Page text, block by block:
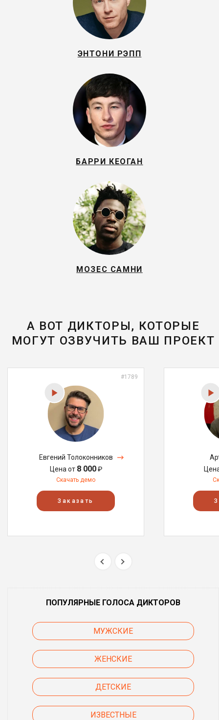
ЭНТОНИ РЭПП
БАРРИ КЕОГАН
МОЗЕС САМНИ
А ВОТ ДИКТОРЫ, КОТОРЫЕ
МОГУТ ОЗВУЧИТЬ ВАШ ПРОЕКТ
#1789
Евгений Толоконников
Цена от 8 000₽
Скачать демо
Заказать
ПОПУЛЯРНЫЕ ГОЛОСА ДИКТОРОВ
МУЖСКИЕ
ЖЕНСКИЕ
ДЕТСКИЕ
ИЗВЕСТНЫЕ